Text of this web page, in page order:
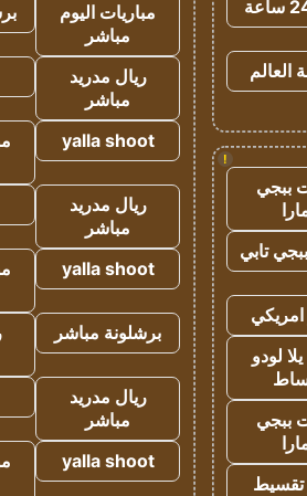
العالم
!
ببجي
تابي
امريكي
لودو
ببجي
تقسيط
مباريات اليوم
مباشر
ريال مدريد
مباشر
yalla shoot
ريال مدريد
مباشر
yalla shoot
برشلونة مباشر
ريال مدريد
مباشر
yalla shoot